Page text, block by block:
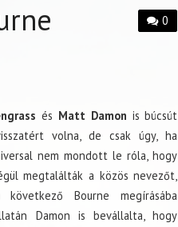
0
és Matt Damon is búcsút
volna, de csak úgy, ha
nem mondott le róla, hogy
megtalálták a közös nevezőt,
Bourne megírásába
Damon is bevállalta, hogy